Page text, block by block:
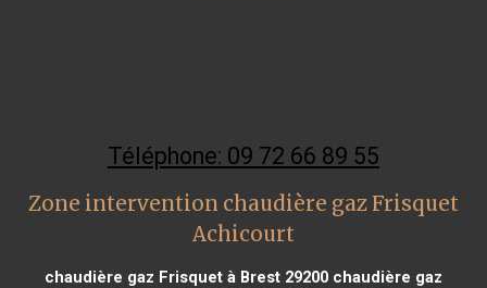
Téléphone: 09 72 66 89 55
Zone intervention chaudière gaz Frisquet
Achicourt
chaudière gaz Frisquet à Brest 29200chaudière gaz